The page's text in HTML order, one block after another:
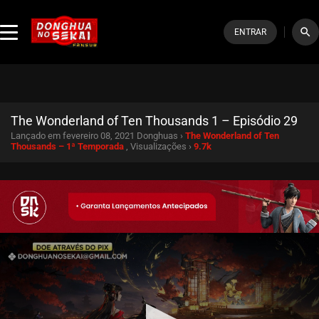
ENTRAR search
The Wonderland of Ten Thousands 1 – Episódio 29
Lançado em fevereiro 08, 2021 Donghuas › The Wonderland of Ten
Thousands – 1ª Temporada , Visualizações › 9.7k